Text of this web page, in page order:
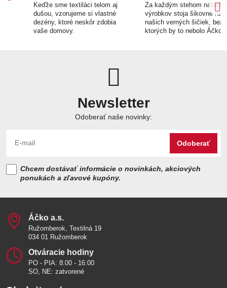
Keďže sme textiláci telom aj
dušou, vzorujeme si vlastné
dezény, ktoré neskôr zdobia
vaše domovy.
Za každým stehom našich
výrobkov stoja šikovné ruky
našich verných šičiek, bez
ktorých by to nebolo Áčko.
Newsletter
Odoberať naše novinky:
Odoberať
Chcem dostávať informácie o novinkách, akciových
ponukách a zľavové kupóny.
Áčko a​.s​.
Ružomberok, Textilná 19
034 01 Ružomberok
Otváracie hodiny
PO - PIA: 8:00 - 16:00
SO, NE: zatvorené